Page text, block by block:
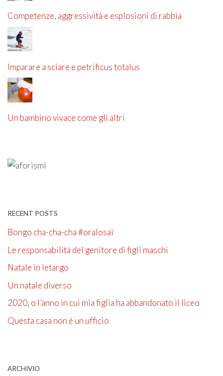
Competenze, aggressività e esplosioni di rabbia
Imparare a sciare e petrificus totalus
Un bambino vivace come gli altri
RECENT POSTS
Bongo cha-cha-cha #oralosai
Le responsabilità del genitore di figli maschi
Natale in letargo
Un natale diverso
2020, o l’anno in cui mia figlia ha abbandonato il liceo
Questa casa non è un ufficio
ARCHIVIO